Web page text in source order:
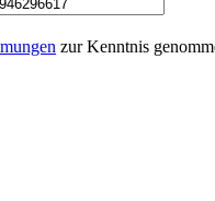
zur Kenntnis